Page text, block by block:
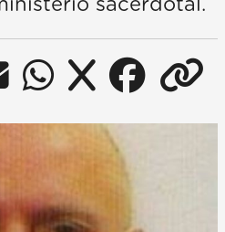
sacerdotal.